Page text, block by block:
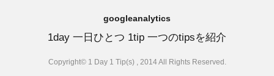
googleanalytics
1day 一日ひとつ 1tip 一つのtipsを紹介
Copyright© 1 Day 1 Tip(s) , 2014 All Rights Reserved.